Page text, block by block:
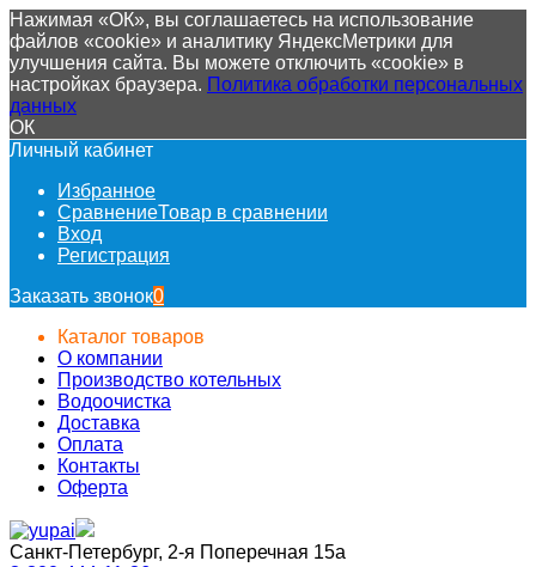
Нажимая «ОК», вы соглашаетесь на использование
файлов «cookie» и аналитику ЯндексМетрики для
улучшения сайта. Вы можете отключить «cookie» в
настройках браузера. Политика обработки персональных
данных
ОК
Личный кабинет
Избранное
СравнениеТовар в сравнении
Вход
Регистрация
Заказать звонок0
Каталог товаров
О компании
Производство котельных
Водоочистка
Доставка
Оплата
Контакты
Оферта
Санкт-Петербург, 2-я Поперечная 15а